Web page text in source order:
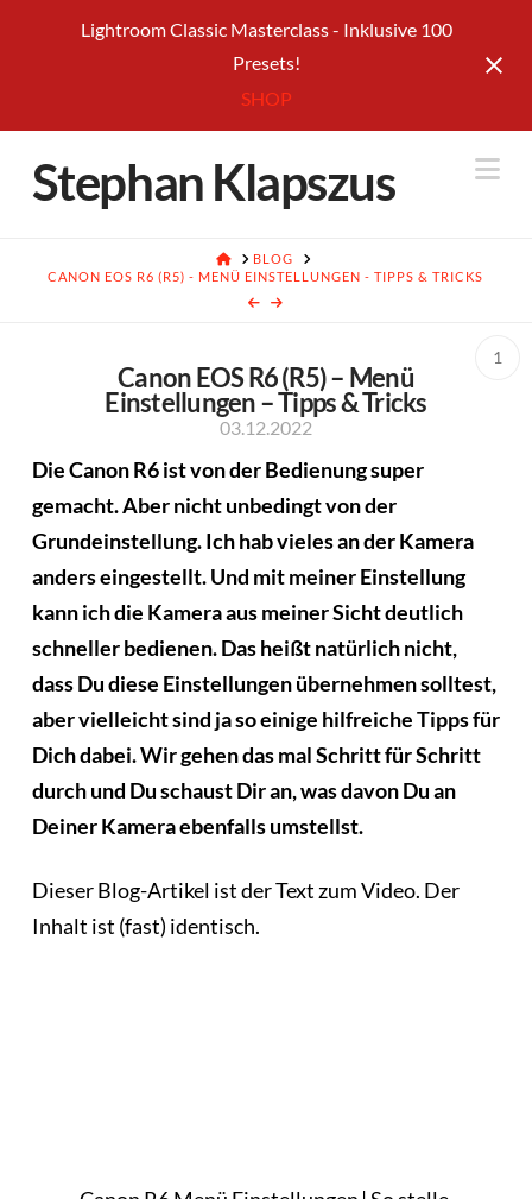
Lightroom Classic Masterclass - Inklusive 100
Presets!
SHOP
Stephan Klapszus
HOMEBLOG
CANON EOS R6 (R5) - MENÜ EINSTELLUNGEN - TIPPS & TRICKS
1
Canon EOS R6 (R5) – Menü
Einstellungen – Tipps & Tricks
03.12.2022
Die Canon R6 ist von der Bedienung super
gemacht. Aber nicht unbedingt von der
Grundeinstellung. Ich hab vieles an der Kamera
anders eingestellt. Und mit meiner Einstellung
kann ich die Kamera aus meiner Sicht deutlich
schneller bedienen. Das heißt natürlich nicht,
dass Du diese Einstellungen übernehmen solltest,
aber vielleicht sind ja so einige hilfreiche Tipps für
Dich dabei. Wir gehen das mal Schritt für Schritt
durch und Du schaust Dir an, was davon Du an
Deiner Kamera ebenfalls umstellst.
Dieser Blog-Artikel ist der Text zum Video. Der
Inhalt ist (fast) identisch.